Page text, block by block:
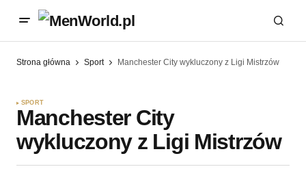
Strona główna Sport Manchester City wykluczony z Ligi Mistrzów
SPORT
Manchester City
wykluczony z Ligi Mistrzów